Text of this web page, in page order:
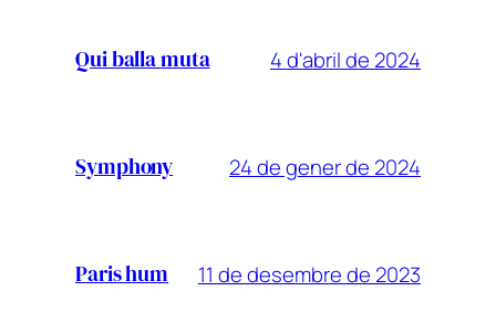
Qui balla muta 4 d'abril de 2024
Symphony 24 de gener de 2024
Paris hum 11 de desembre de 2023